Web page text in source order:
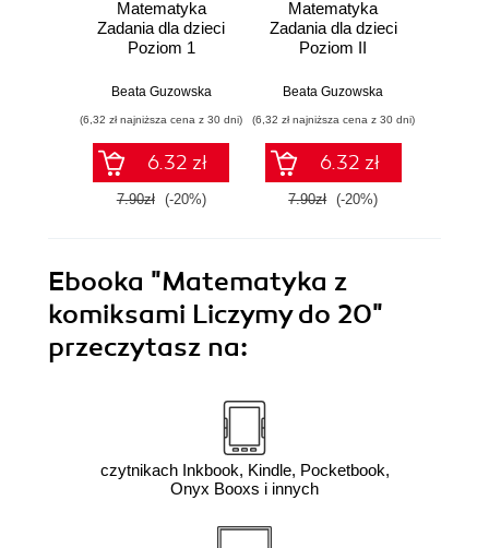
Matematyka
Zadania dla dzieci
Poziom 1
Beata Guzowska
(6,32 zł najniższa cena z 30 dni)
6.32 zł
7.90zł (-20%)
Matematyka
Zadania dla dzieci
Poziom II
Beata Guzowska
(6,32 zł najniższa cena z 30 dni)
6.32 zł
7.90zł (-20%)
Ebooka "Matematyka z
komiksami Liczymy do 20"
przeczytasz na:
czytnikach Inkbook, Kindle, Pocketbook,
Onyx Booxs i innych